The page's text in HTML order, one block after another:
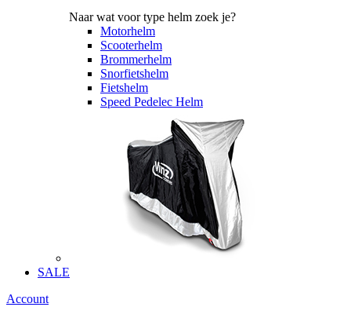
Naar wat voor type helm zoek je?
Motorhelm
Scooterhelm
Brommerhelm
Snorfietshelm
Fietshelm
Speed Pedelec Helm
SALE
Account